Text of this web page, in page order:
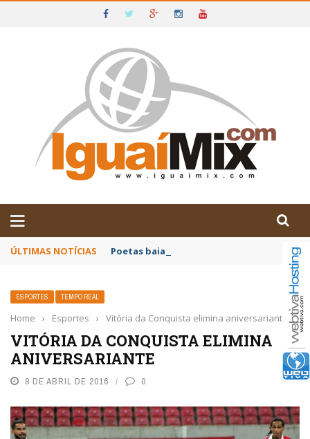
IGUAÍ E SUDOESTE DA BAHIA
ÚLTIMAS NOTÍCIAS Poetas baianos representam o Brasil no
ESPORTES TEMPO REAL
Home › Esportes › Vitória da Conquista elimina aniversariante
VITÓRIA DA CONQUISTA ELIMINA
ANIVERSARIANTE
8 DE ABRIL DE 2016 0